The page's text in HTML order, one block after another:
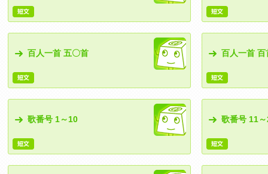
百人一首 五〇首 百人一首 百
歌番号 1～10 歌番号 11